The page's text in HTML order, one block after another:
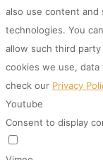
also use content and
technologies. You
allow such third
cookies we use,
check our Privacy
Youtube
Consent to display